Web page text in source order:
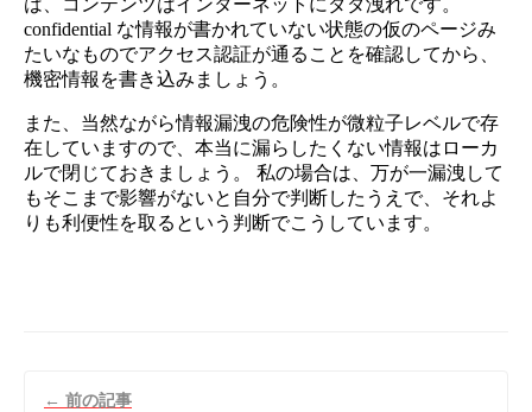
は、コンテンツはインターネットにダダ洩れです。
confidential な情報が書かれていない状態の仮のページみ
たいなものでアクセス認証が通ることを確認してから、
機密情報を書き込みましょう。
また、当然ながら情報漏洩の危険性が微粒子レベルで存
在していますので、本当に漏らしたくない情報はローカ
ルで閉じておきましょう。 私の場合は、万が一漏洩して
もそこまで影響がないと自分で判断したうえで、それよ
りも利便性を取るという判断でこうしています。
← 前の記事